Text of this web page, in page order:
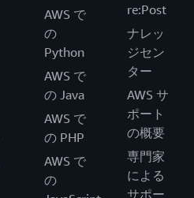
AWS で
の
Python
AWS で
の Java
AWS で
の PHP
AWS で
の
re:Post
ナレッ
ジセン
ター
AWS サ
ポート
の概要
専門家
による
サポー